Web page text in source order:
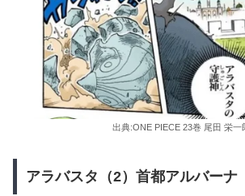
出典:ONE PIECE 23巻 尾田 栄一
アラバスタ（2）首都アルバーナ